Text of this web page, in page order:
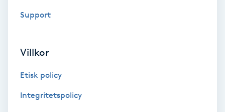
Reflexologi
Support
Villkor
Etisk policy
Integritetspolicy